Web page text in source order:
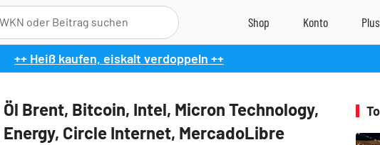
++ Heiß kaufen, eiskalt verdoppeln ++
Brent, Bitcoin, Intel, Micron Technology,
Circle Internet, MercadoLibre